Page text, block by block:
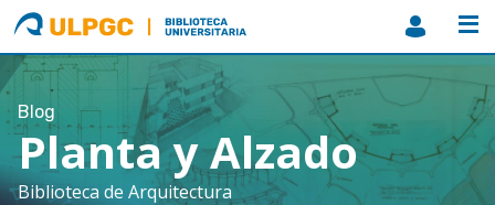
ULPGC
Biblioteca
ULPGC
Blog
Planta y Alzado
Biblioteca de Arquitectura